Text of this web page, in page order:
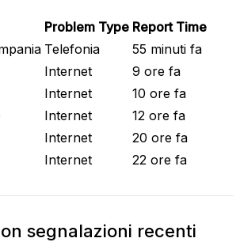
Problem Type Report Time
Telefonia
55 minuti fa
Internet
9 ore fa
Internet
10 ore fa
Internet
12 ore fa
Internet
20 ore fa
Internet 22 ore fa
segnalazioni recenti